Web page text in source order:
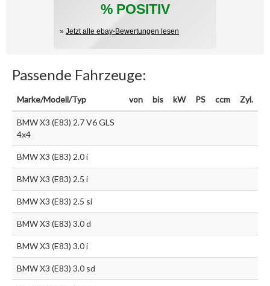
% POSITIV
» Jetzt alle ebay-Bewertungen lesen
Passende Fahrzeuge:
Marke/Modell/Typ von bis kW PS ccm Zyl.
BMW X3 (E83) 2.7 V6 GLS
4x4
BMW X3 (E83) 2.0 i
BMW X3 (E83) 2.5 i
BMW X3 (E83) 2.5 si
BMW X3 (E83) 3.0 d
BMW X3 (E83) 3.0 i
BMW X3 (E83) 3.0 sd